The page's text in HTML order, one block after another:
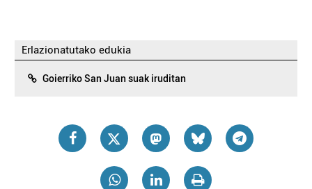
Erlazionatutako edukia
Goierriko San Juan suak iruditan